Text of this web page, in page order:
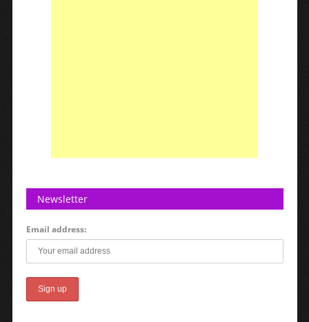
Newsletter
Email address: